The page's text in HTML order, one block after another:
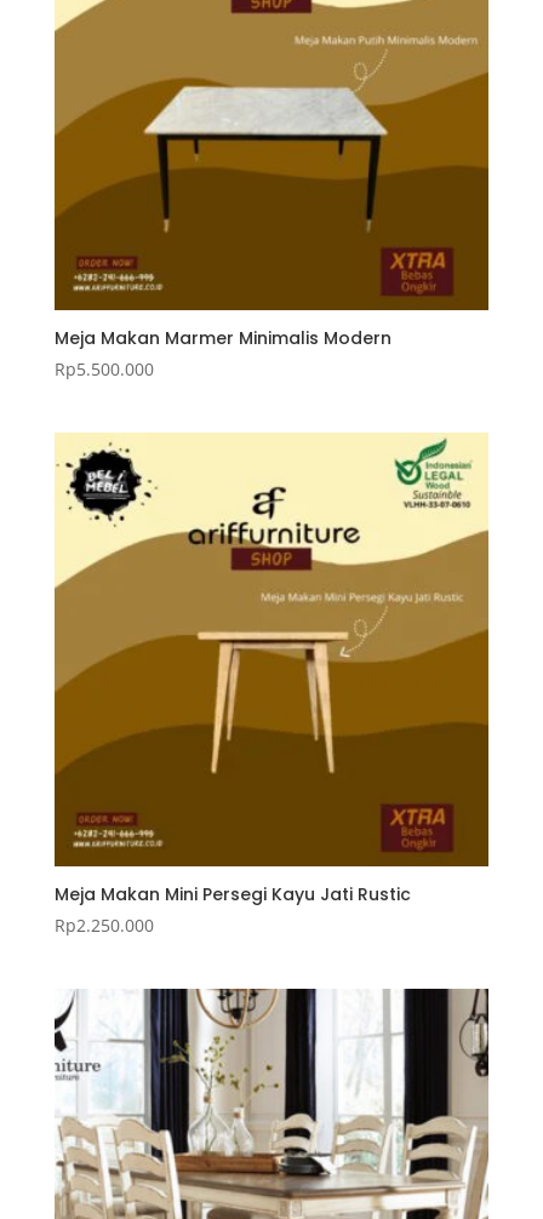
Meja Makan Marmer Minimalis Modern
Rp5.500.000
Meja Makan Mini Persegi Kayu Jati Rustic
Rp2.250.000